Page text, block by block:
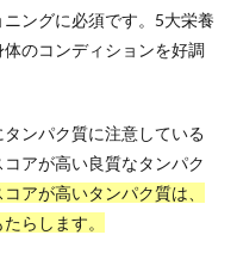
ングに必須です。5大栄養
のコンディションを好調
ンパク質に注意している
アが高い良質なタンパク
アが高いタンパク質は、
らします。